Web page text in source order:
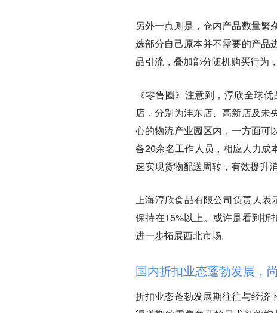
另外一点则是，仓内产品数量繁
选部分自己原本并不需要的产品
品引流，叠加部分随机购买行为
《零售圈》注意到，淳欣全球
店，分别为沣东店、高新店及未
心的物流产业园区内，一方面可
备20余名工作人员，相应人力成
速实现货物配送周转，有效提升
上海淳欣食品有限公司负责人
保持在15%以上。或许是看到折
进一步拓展西北市场。
国内折扣业态蓬勃发展，
折扣业态蓬勃发展期往往与经济